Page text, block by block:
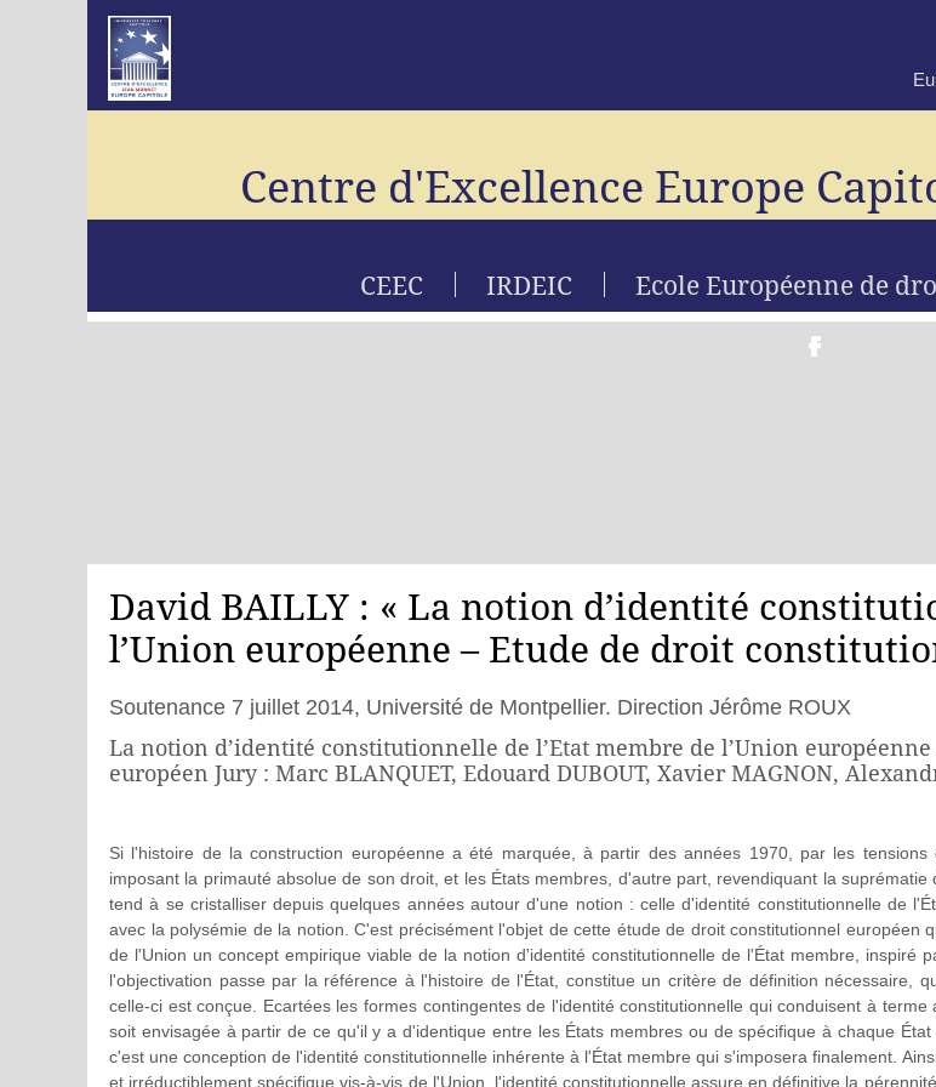
Centre d'Excellence Europe
CEEC IRDEIC Ecole Européenne de
David BAILLY : « La notion d’identité
l’Union européenne – Etude de droit
Soutenance 7 juillet 2014, Université de Montpellier. Direction Jérôme ROUX
La notion d’identité constitutionnelle de l’Etat membre de l’Union
européen Jury : Marc BLANQUET, Edouard DUBOUT, Xavier MAGNON,
Si l'histoire de la construction européenne a été marquée, à partir des années 1970, par les tensions
imposant la primauté absolue de son droit, et les États membres, d'autre part, revendiquant la
tend à se cristalliser depuis quelques années autour d'une notion : celle d'identité constitutionnelle de
avec la polysémie de la notion. C'est précisément l'objet de cette étude de droit constitutionnel
de l'Union un concept empirique viable de la notion d'identité constitutionnelle de l'État membre, inspiré
l'objectivation passe par la référence à l'histoire de l'État, constitue un critère de définition nécessaire,
celle-ci est conçue. Ecartées les formes contingentes de l'identité constitutionnelle qui conduisent à
soit envisagée à partir de ce qu'il y a d'identique entre les États membres ou de spécifique à chaque
c'est une conception de l'identité constitutionnelle inhérente à l'État membre qui s'imposera finalement.
et irréductiblement spécifique vis-à-vis de l'Union, l'identité constitutionnelle assure en définitive la